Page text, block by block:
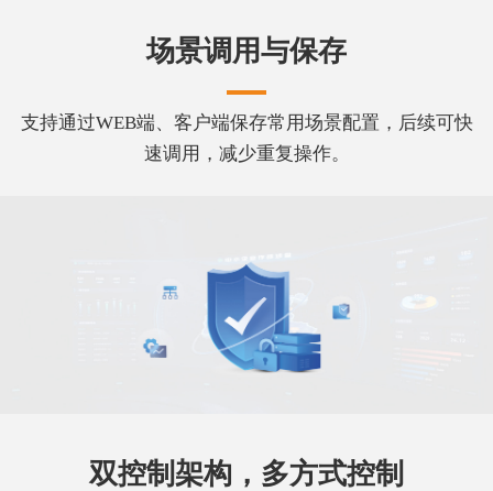
场景调用与保存
支持通过WEB端、客户端保存常用场景配置，后续可快
速调用，减少重复操作。
双控制架构，多方式控制